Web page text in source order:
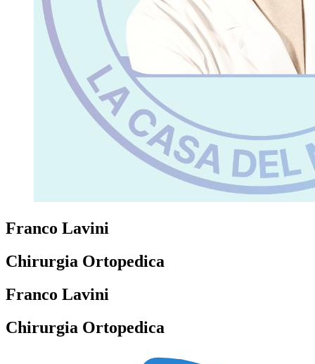
Franco Lavini
Chirurgia Ortopedica
Franco Lavini
Chirurgia Ortopedica